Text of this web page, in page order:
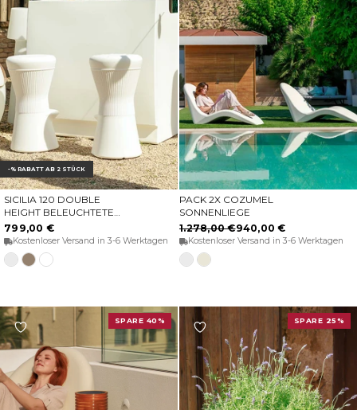
-% RABATT AB 2 STÜCK
OPTIONEN WÄHLEN
SICILIA 120 DOUBLE
HEIGHT BELEUCHTETER
BARTHEKE
799,00 €
Kostenloser Versand in 3-6 Werktagen
Weiß
TaupeTransluzentes
weiß
OPTIONEN WÄHLEN
PACK 2X COZUMEL
SONNENLIEGE
1.278,00 €940,00 €
Kostenloser Versand in 3-6 Werktagen
WeißOpak-
Beige
SPARE 40% SPARE 25%